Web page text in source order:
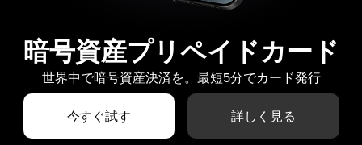
暗号資産プリペイドカード
世界中で暗号資産決済を。最短5分でカード発行
今すぐ試す 詳しく見る